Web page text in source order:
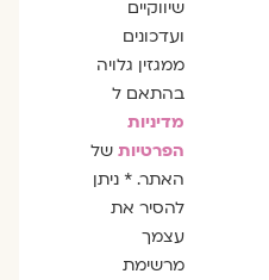
שיווקיים
ועדכונים
ממגזין גלויה
בהתאם ל
מדיניות
הפרטיותשל
האתר. * ניתן
להסיר את
עצמך
מרשימת